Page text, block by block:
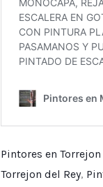
Pintores en Torrejon
Torrejon del Rey,